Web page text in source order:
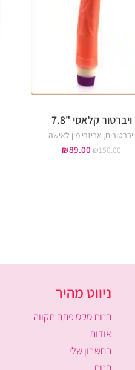
ויברטור קלאסי "7.8
ויברטורים, אביזרי מין לאישה
₪150.00
₪89.00
ניווט מהיר
חנות סקס פתח תקווה
אודות
החשבון שלי